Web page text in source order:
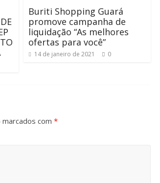
Buriti Shopping Guará
promove campanha de
liquidação “As melhores
ofertas para você”
14 de janeiro de 2021 0
com *